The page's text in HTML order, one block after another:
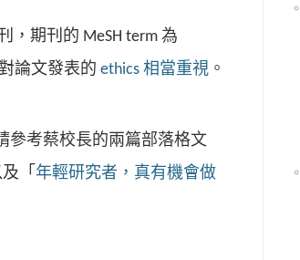
，期刊的 MeSH term 為
論文發表的 ethics 相當重視 。
參考蔡校長的兩篇部落格文
「 年輕研究者，真有機會做